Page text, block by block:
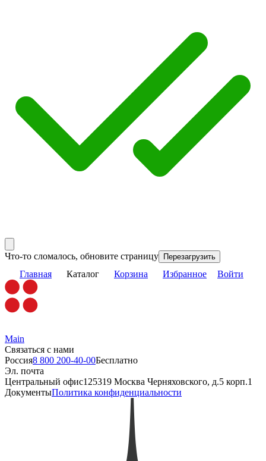
Что-то сломалось, обновите страницу Перезагрузить
Главная Каталог Корзина Избранное Войти
Main
Связаться с нами
Россия8 800 200-40-00Бесплатно
Эл. почта
Центральный офис125319 Москва Черняховского, д.5 корп.1
ДокументыПолитика конфиденциальности